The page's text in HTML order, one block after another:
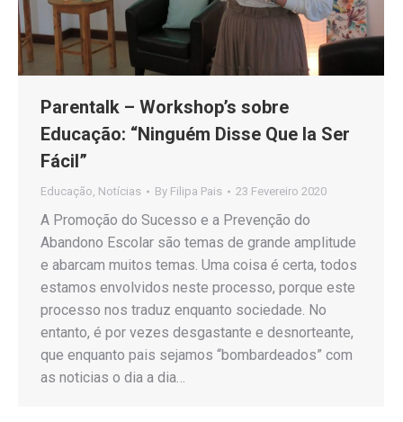
Parentalk – Workshop’s sobre
Educação: “Ninguém Disse Que Ia Ser
Fácil”
Educação Notícias By Filipa Pais 23 Fevereiro 2020
A Promoção do Sucesso e a Prevenção do
Abandono Escolar são temas de grande amplitude
e abarcam muitos temas. Uma coisa é certa, todos
estamos envolvidos neste processo, porque este
processo nos traduz enquanto sociedade. No
entanto, é por vezes desgastante e desnorteante,
que enquanto pais sejamos “bombardeados” com
as noticias o dia a dia…